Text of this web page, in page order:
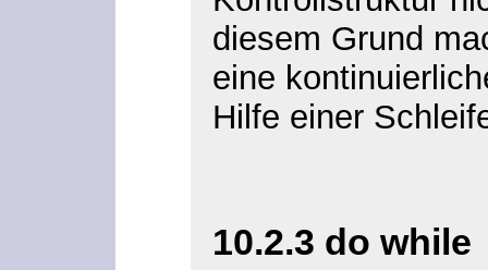
diesem Grund
eine
Hilfe einer
10.2.3 do while